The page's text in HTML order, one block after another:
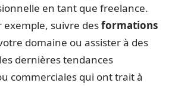
en tant que freelance.
exemple, suivre desformations
domaine ou assister à des
dernières tendances
commerciales qui ont trait à